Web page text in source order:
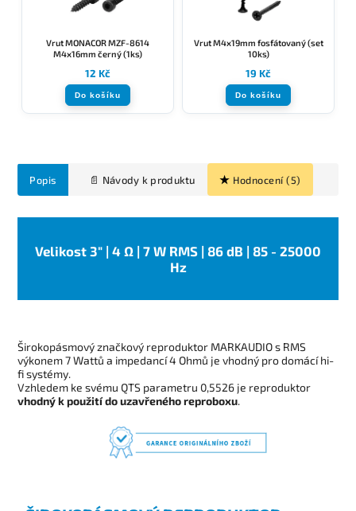
Vrut MONACOR MZF-8614
M4x16mm černý (1ks)
12 Kč
Do košíku
Vrut M4x19mm fosfátovaný (set
10ks)
19 Kč
Do košíku
Popis Hodnocení (5)
Velikost 3" | 4 Ω | 7 W RMS | 86 dB | 85 - 25000
Hz
Širokopásmový značkový reproduktor MARKAUDIO s RMS
výkonem 7 Wattů a impedancí 4 Ohmů je vhodný pro domácí hi-
fi systémy.
Vzhledem ke svému QTS parametru 0,5526 je reproduktor
vhodný k použití do uzavřeného reproboxu.